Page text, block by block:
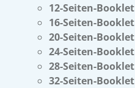
12-Seiten-Booklet
16-Seiten-Booklet
20-Seiten-Booklet
24-Seiten-Booklet
28-Seiten-Booklet
32-Seiten-Booklet